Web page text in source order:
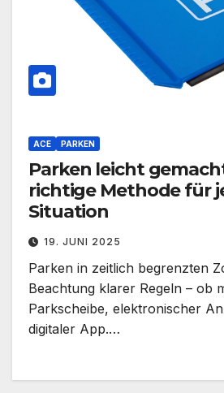
ACE PARKEN
Parken leicht
richtige Methode für
Situation
19. JUNI 2025
Parken in zeitlich begrenzten
Beachtung klarer Regeln – ob
Parkscheibe, elektronischer
digitaler App.…